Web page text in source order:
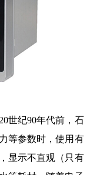
世纪90年代前，石
等参数时，使用有
显示不直观（只有